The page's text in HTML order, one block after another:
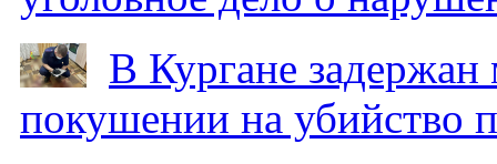
В Кургане
покушении на убийство